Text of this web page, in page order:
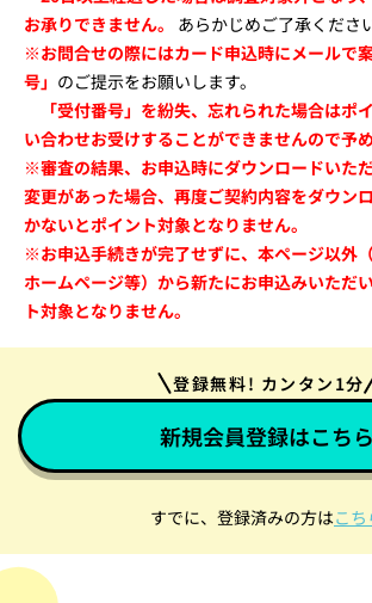
お承りできません。
あらかじめご了承くださ
※お問合せの際にはカード申込時にメールで
号」 のご提示をお願いします。
「受付番号」を紛失、忘れられた場合はポ
い合わせお受けすることができませんので予
※審査の結果、お申込時にダウンロードいた
変更があった場合、 再度ご契約内容をダウン
かないとポイント対象となりません。
※お申込手続きが完了せずに、本ページ以外
ホームページ等）から新たにお申込みいただ
ト対象となりません。
登録無料! カンタン1分
新規会員登録はこちら
すでに、登録済みの方はこち